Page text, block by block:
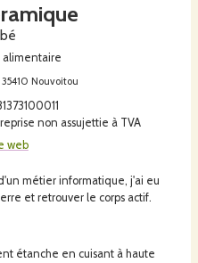
alimentaire
35410 Nouvoitou
non assujettie à TVA
web
métier informatique, j'ai eu
et retrouver le corps actif.
étanche en cuisant à haute